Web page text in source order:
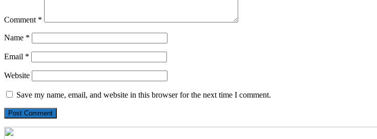
Comment *
Name *
Email *
Website
Save my name, email, and website in this browser for the next time I comment.